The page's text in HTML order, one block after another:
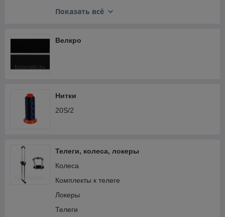
Шнурки текстильные
Шнурки эластичные
Показать всё
Велкро
Нитки
20S/2
Телеги, колеса, локеры
Колеса
Комплекты к телеге
Локеры
Телеги